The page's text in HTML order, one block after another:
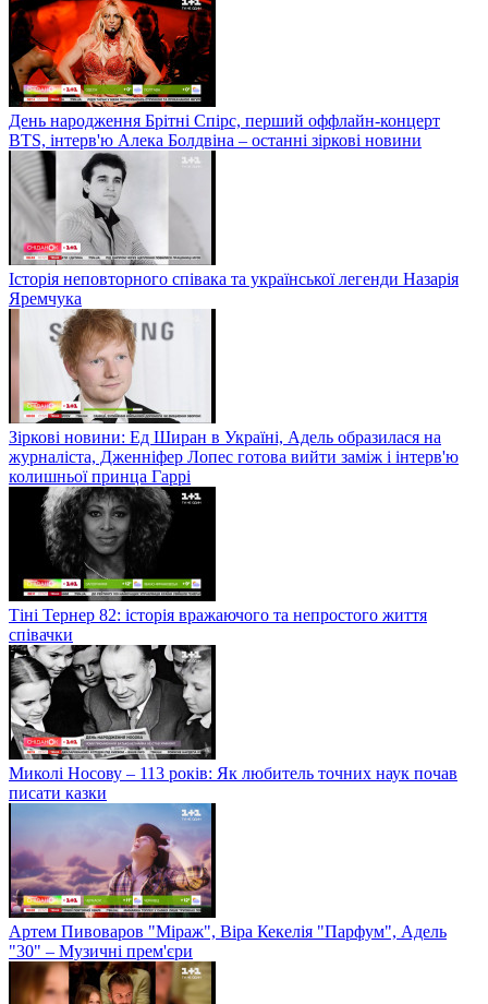
День народження Брітні Спірс, перший оффлайн-концерт
BTS, інтерв'ю Алека Болдвіна – останні зіркові новини
Історія неповторного співака та української легенди Назарія
Яремчука
Зіркові новини: Ед Ширан в Україні, Адель образилася на
журналіста, Дженніфер Лопес готова вийти заміж і інтерв'ю
колишньої принца Гаррі
Тіні Тернер 82: історія вражаючого та непростого життя
співачки
Миколі Носову – 113 років: Як любитель точних наук почав
писати казки
Артем Пивоваров "Міраж", Віра Кекелія "Парфум", Адель
"30" – Музичні прем'єри